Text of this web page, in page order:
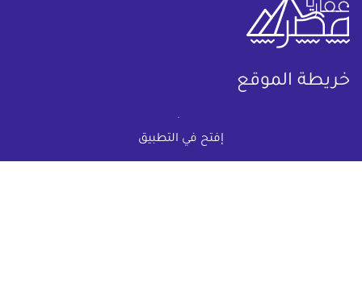
إفتح في التطبيق
خريطة الموقع